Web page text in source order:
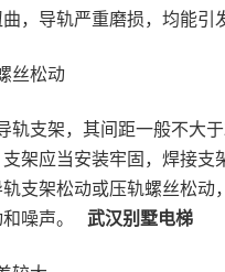
，导轨严重磨损，均能
丝松动
轨支架，其间距一般不大
架应当安装牢固，焊接
支架松动或压轨螺丝松动
和噪声。 武汉别墅电梯